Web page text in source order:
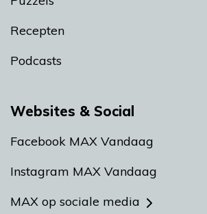
Recepten
Podcasts
Websites & Social
Facebook MAX Vandaag
Instagram MAX Vandaag
MAX op sociale media